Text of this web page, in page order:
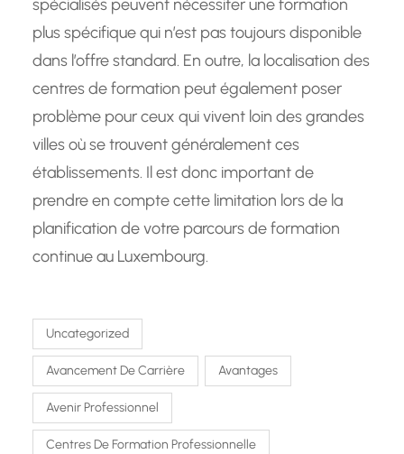
spécialisés peuvent nécessiter une formation
plus spécifique qui n’est pas toujours disponible
dans l’offre standard. En outre, la localisation des
centres de formation peut également poser
problème pour ceux qui vivent loin des grandes
villes où se trouvent généralement ces
établissements. Il est donc important de
prendre en compte cette limitation lors de la
planification de votre parcours de formation
continue au Luxembourg.
Uncategorized
Avancement De Carrière Avantages
Avenir Professionnel
Centres De Formation Professionnelle